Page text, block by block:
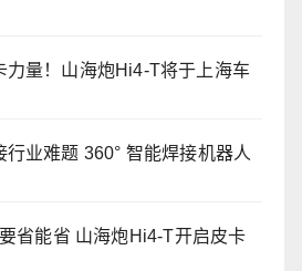
力量！山海炮Hi4-T将于上海车
业难题 360° 智能焊接机器人
省能省 山海炮Hi4-T开启皮卡